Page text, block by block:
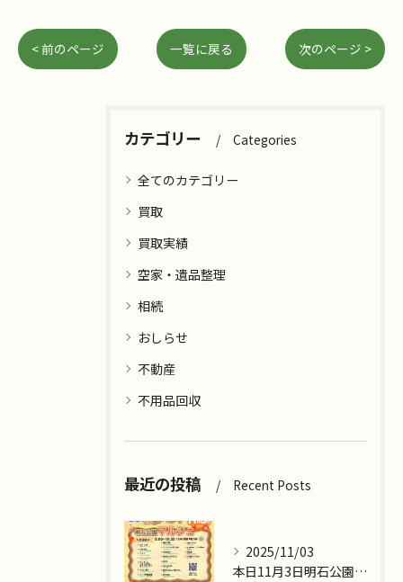
< 前のページ 一覧に戻る 次のページ >
カテゴリー Categories
全てのカテゴリー
買取
買取実績
空家・遺品整理
相続
おしらせ
不動産
不用品回収
最近の投稿 Recent Posts
2025/11/03
本日11月3日明石公園で『ツカッテチョ』&『モッテコリン』で...